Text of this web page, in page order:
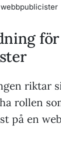
för
riktar
rollen
på en